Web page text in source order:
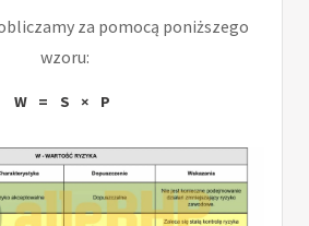
za pomocą poniższego
wzoru:
W = S × P